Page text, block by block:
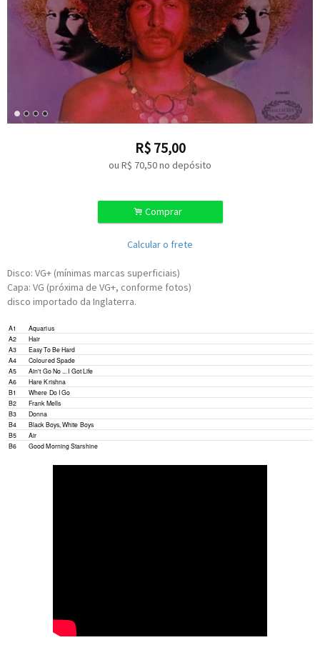
R$ 75,00
ou R$ 70,50no depósito
. Comprar
Calcular o frete
Disco: VG+ (mínimas marcas superficiais)
Capa: VG (próxima de VG+, conforme fotos)
disco importado da Inglaterra.
A1
Aquarius
A2
Hair
A3
Easy To Be Hard
A4
Coloured Spade
A5
Ain't Go No ... I Got Life
A6
Hare Krishna
B1
Where Do I Go
B2
Frank Mells
B3
Donna
B4
Black Boys, White Boys
B5
Air
B6
Good Morning Starshine